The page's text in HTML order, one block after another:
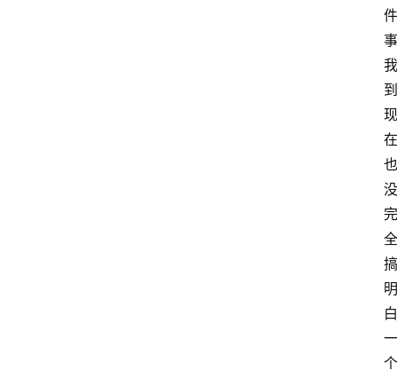
件
事
我
到
现
在
也
没
完
全
搞
明
白
一
个